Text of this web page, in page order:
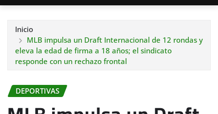
Inicio
MLB impulsa un Draft Internacional de 12 rondas y
eleva la edad de firma a 18 años; el sindicato
responde con un rechazo frontal
DEPORTIVAS